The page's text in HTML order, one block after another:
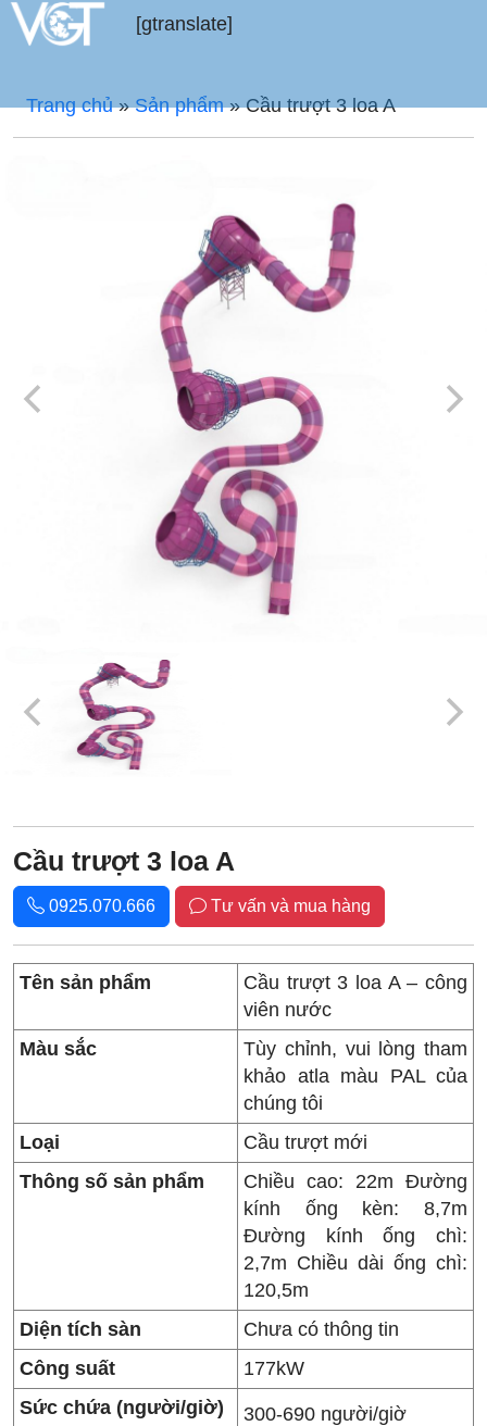
[gtranslate]
Trang chủ»Sản phẩm»Cầu trượt 3 loa A
Cầu trượt 3 loa A
0925.070.666 Tư vấn và mua hàng
Tên sản phẩm
Cầu trượt 3 loa A – công
viên nước
Màu sắc
Tùy chỉnh, vui lòng tham
khảo atla màu PAL của
chúng tôi
Loại
Cầu trượt mới
Thông số sản phẩm
Chiều cao: 22m Đường
kính ống kèn: 8,7m
Đường kính ống chì:
2,7m Chiều dài ống chì:
120,5m
Diện tích sàn
Chưa có thông tin
Công suất
177kW
Sức chứa (người/giờ)
300-690 người/giờ